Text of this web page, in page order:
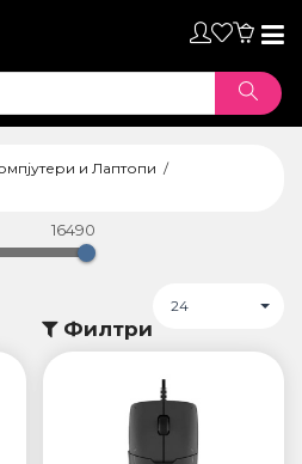
и Лаптопи
16490
24
Филтри